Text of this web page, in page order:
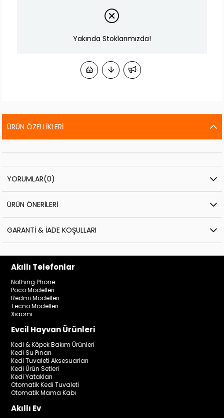
Yakında Stoklarımızda!
ÜRÜN ÖZELLIKLERI
YORUMLAR(0)
ÜRÜN ÖNERILERI
GARANTI & İADE KOŞULLARI
Akıllı Telefonlar
Nothing Phone
Poco Modelleri
Redmi Modelleri
Tecno Modelleri
Xiaomi
Evcil Hayvan Ürünleri
Kedi & Köpek Bakım Ürünleri
Kedi Su Pınarı
Kedi Tuvaleti Aksesuarları
Kedi Ürün Setleri
Kedi Yatakları
Otomatik Kedi Tuvaleti
Otomatik Mama Kabı
Akıllı Ev